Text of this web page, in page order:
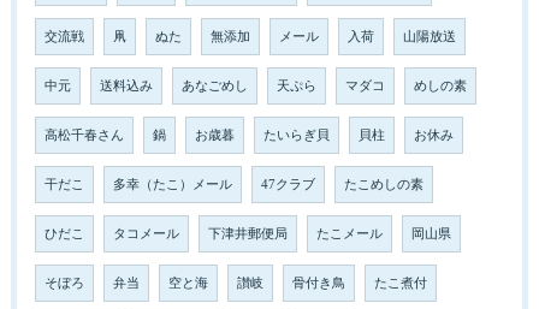
交流戦 凧 ぬた 無添加 メール 入荷 山陽放送
中元 送料込み あなごめし 天ぷら マダコ めしの素
高松千春さん 鍋 お歳暮 たいらぎ貝 貝柱 お休み
干だこ 多幸（たこ）メール 47クラブ たこめしの素
ひだこ タコメール 下津井郵便局 たこメール 岡山県
そぼろ 弁当 空と海 讃岐 骨付き鳥 たこ煮付